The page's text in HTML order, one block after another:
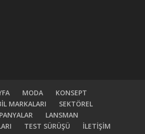
MODA
KONSEPT
MARKALARI
SEKTÖREL
LANSMAN
TEST SÜRÜŞÜ İLETİŞİM